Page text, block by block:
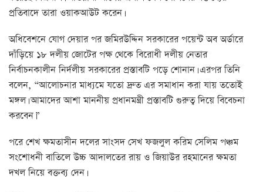
প্রতিবাদে তারা ওয়াকআউট করেন।
অধিবেশনে যোগ দেয়ার পর জমিরউদ্দিন সরকারের পয়েন্ট অব অর্ডারে
দাঁড়িয়ে ১৮ দলীয় জোটের পক্ষ থেকে বিরোধী দলীয় নেতার
নির্বাচনকালীন নির্দলীয় সরকারের প্রস্তাবটি পড়ে শোনান। এরপর তিনি
বলেন, “আলোচনার মাধ্যমে যতো দ্রুত এর সমাধান করা যায় ততোই
মঙ্গল। আমাদের আশা মাননীয় প্রধানমন্ত্রী প্রস্তাবটি গুরুত্ব দিয়ে বিবেচনা
করবেন।”
পরে শেখ ক্ষমতাসীন দলের সাংসদ সেখ ফজলুল করিম সেলিম পঞ্চম
সংশোধনী বাতিলে উচ্চ আদালতের রায় ও জিয়াউর রহমানের ক্ষমতা
দখল নিয়ে বক্তব্য দেন।